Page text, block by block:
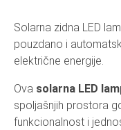
Solarna zidna LED
pouzdano i
električne energije.
Ova solarna LED
spoljašnjih prostora
funkcionalnost i